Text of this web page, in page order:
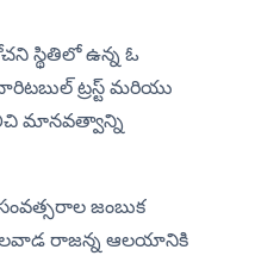
స్థితిలో ఉన్న ఓ
ట్రస్ట్ మరియు
మానవత్వాన్ని
జంబుక
రాజన్న ఆలయానికి